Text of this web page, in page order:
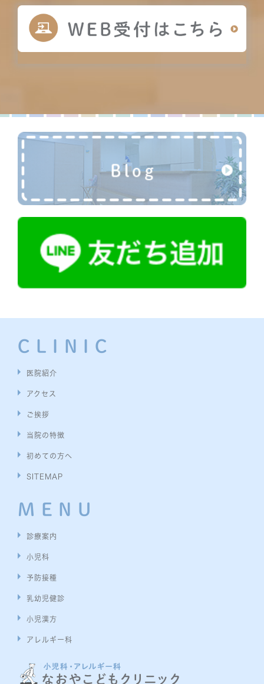
CLINIC
医院紹介
アクセス
ご挨拶
当院の特徴
初めての方へ
SITEMAP
MENU
診療案内
小児科
予防接種
乳幼児健診
小児漢方
アレルギー科